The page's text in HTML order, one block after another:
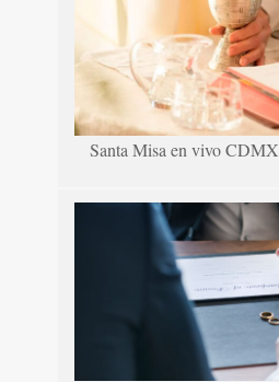
Santa Misa en vivo CDMX